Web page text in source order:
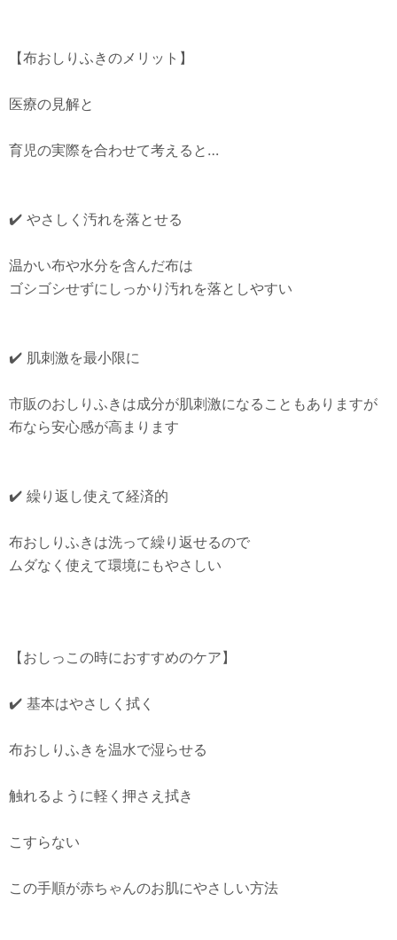
【布おしりふきのメリット】
医療の見解と
育児の実際を合わせて考えると…
✔️ やさしく汚れを落とせる
温かい布や水分を含んだ布は
ゴシゴシせずにしっかり汚れを落としやすい
✔️ 肌刺激を最小限に
市販のおしりふきは成分が肌刺激になることもありますが
布なら安心感が高まります
✔️ 繰り返し使えて経済的
布おしりふきは洗って繰り返せるので
ムダなく使えて環境にもやさしい
【おしっこの時におすすめのケア】
✔️ 基本はやさしく拭く
布おしりふきを温水で湿らせる
触れるように軽く押さえ拭き
こすらない
この手順が赤ちゃんのお肌にやさしい方法